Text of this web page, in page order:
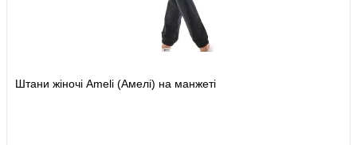
Штани жіночі Ameli (Амелі) на манжеті